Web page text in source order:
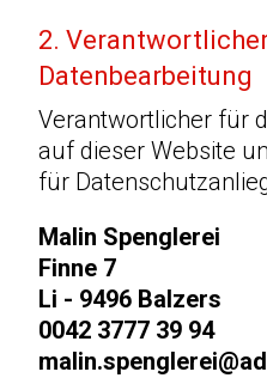
2.
Datenbearbeitung
Verantwortlicher für
auf dieser Website
für
Malin Spenglerei
Finne 7
Li - 9496 Balzers
0042 3777 39 94